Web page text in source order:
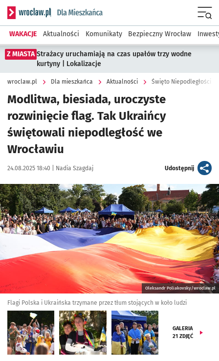
Serwis informacyjny wroclaw.pl podserwis: Dla mieszkańca
WAKACJE Aktualności Komunikaty Bezpieczny Wrocław
Z MIASTA Strażacy uruchamiają na czas upałów trzy wodne
kurtyny | Lokalizacje
wroclaw.pl Dla mieszkańca Aktualności Święto Niepodległości
Modlitwa, biesiada, uroczyste
rozwinięcie flag. Tak Ukraińcy
świętowali niepodległość we
Wrocławiu
Data publikacji:
24.08.2025 18:40 | Autor:
Nadia Szagdaj Udostępnijartykuł
Kliknij, aby zobaczyć galerię
Oleksandr Poliakovsky/wroclaw.pl
Flagi Polska i Ukraińska trzymane przez tłum stojących w koło ludzi
GALERIA
21 ZDJĘĆ